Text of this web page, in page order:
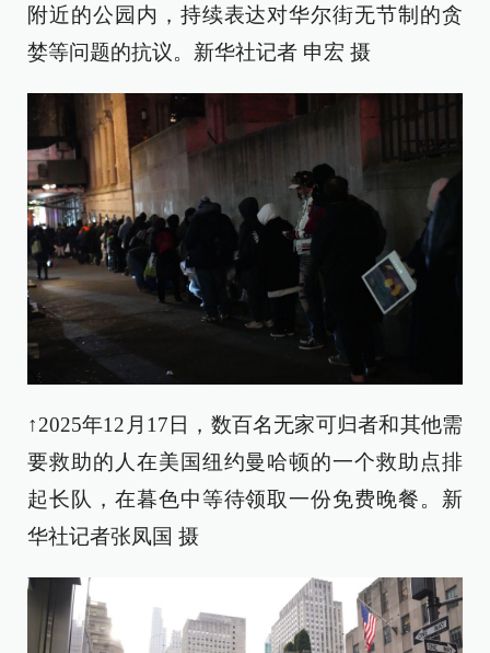
附近的公园内，持续表达对华尔街无节制的贪
婪等问题的抗议。新华社记者 申宏 摄
↑2025年12月17日，数百名无家可归者和其他需
要救助的人在美国纽约曼哈顿的一个救助点排
起长队，在暮色中等待领取一份免费晚餐。新
华社记者张凤国 摄